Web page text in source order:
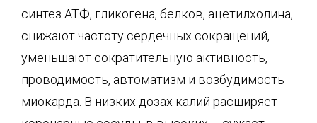
синтез АТФ, гликогена, белков, ацетилхолина,
снижают частоту сердечных сокращений,
уменьшают сократительную активность,
проводимость, автоматизм и возбудимость
миокарда. В низких дозах калий расширяет